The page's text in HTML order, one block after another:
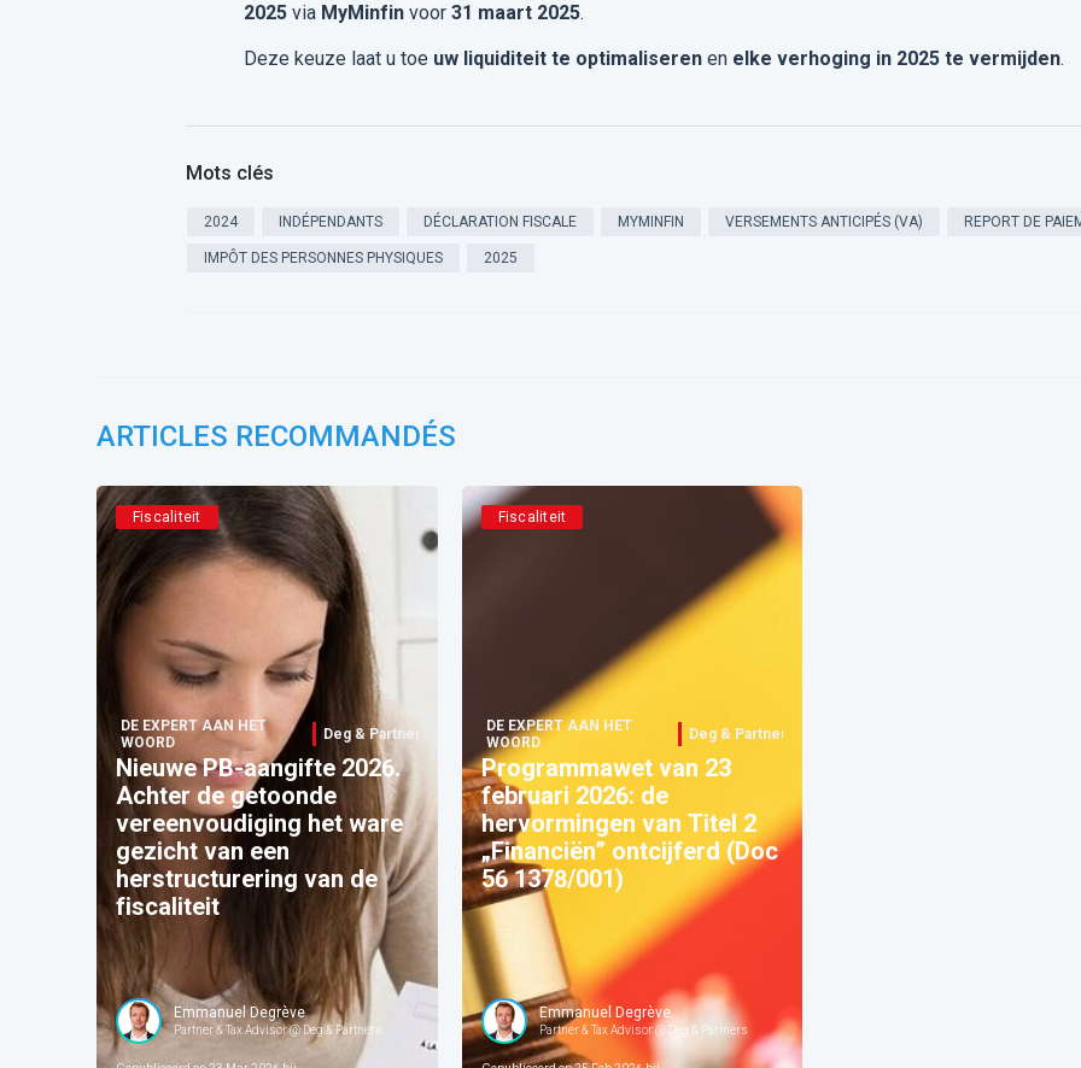
2025via MyMinfinvoor 31 maart 2025.
Deze keuze laat u toe uw liquiditeit te optimaliserenen elke verhoging in 2025 te vermijden.
Mots clés
2024 INDÉPENDANTS DÉCLARATION FISCALE MYMINFIN VERSEMENTS ANTICIPÉS (VA) REPORT DE
IMPÔT DES PERSONNES PHYSIQUES 2025
ARTICLES RECOMMANDÉS
Fiscaliteit
DE EXPERT AAN HET
WOORD
Deg & Partners
Nieuwe PB-aangifte 2026.
Achter de getoonde
vereenvoudiging het ware
gezicht van een
herstructurering van de
fiscaliteit
Emmanuel Degrève
Partner & Tax Advisor @ Deg & Partners
Fiscaliteit
DE EXPERT AAN HET
WOORD
Deg & Partners
Programmawet van 23
februari 2026: de
hervormingen van Titel 2
„Financiën” ontcijferd (Doc
56 1378/001)
Emmanuel Degrève
Partner & Tax Advisor @ Deg & Partners